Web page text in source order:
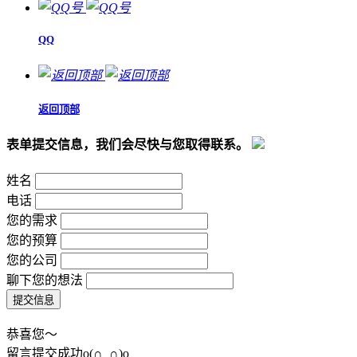
QQ
返回顶部
表单提交信息，我们会尽快与您取得联系。
姓名
电话
您的需求
您的预算
您的公司
聊下您的想法
恭喜您～
留言提交成功o(∩_∩)o